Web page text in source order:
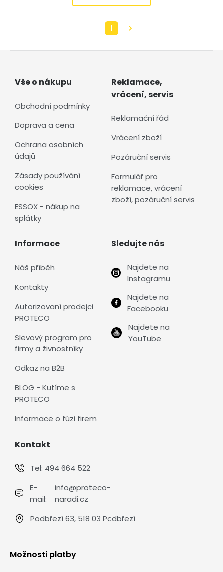
1
Vše o nákupu
Obchodní podmínky
Doprava a cena
Ochrana osobních
údajů
Zásady používání
cookies
ESSOX - nákup na
splátky
Reklamace,
vrácení, servis
Reklamační řád
Vrácení zboží
Pozáruční servis
Formulář pro
reklamace, vrácení
zboží, pozáruční servis
Informace
Náš příběh
Kontakty
Autorizovaní prodejci
PROTECO
Slevový program pro
firmy a živnostníky
Odkaz na B2B
BLOG - Kutíme s
PROTECO
Informace o fúzi firem
Sledujte nás
Najdete na
Instagramu
Najdete na
Facebooku
Najdete na
YouTube
Kontakt
Tel: 494 664 522
E-
mail:
info@proteco-
naradi.cz
Podbřezí 63, 518 03 Podbřezí
Možnosti platby